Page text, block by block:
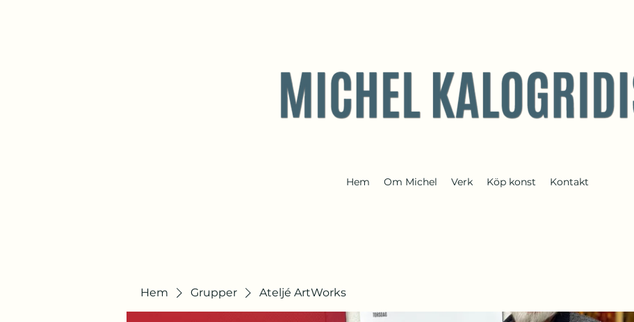
Hem Om Michel Verk Köp konst Kontakt
Hem Grupper Ateljé ArtWorks